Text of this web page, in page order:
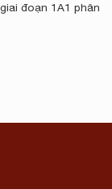
đoạn 1A1 phân